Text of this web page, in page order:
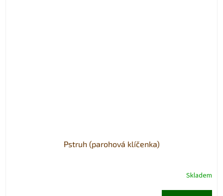
Pstruh (parohová klíčenka)
Skladem